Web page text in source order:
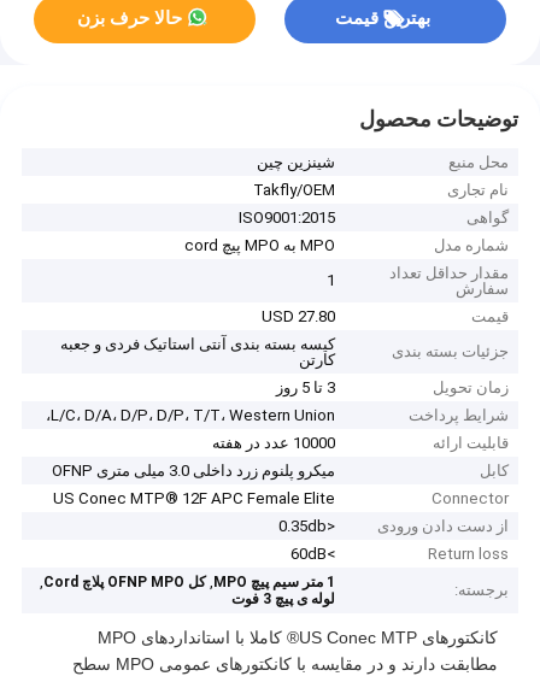
بهترین قیمت حالا حرف بزن
توضیحات محصول
محل منبع
شينزين چين
نام تجاری
Takfly/OEM
گواهی
ISO9001:2015
شماره مدل
MPO به MPO پیچ cord
مقدار حداقل تعداد
سفارش
1
قیمت
USD 27.80
جزئیات بسته بندی
کیسه بسته بندی آنتی استاتیک فردی و جعبه
کارتن
زمان تحویل
3 تا 5 روز
شرایط پرداخت
L/C، D/A، D/P، D/P، T/T، Western Union،
قابلیت ارائه
10000 عدد در هفته
کابل
میکرو پلنوم زرد داخلی 3.0 میلی متری OFNP
Connector
US Conec MTP® 12F APC Female Elite
از دست دادن ورودی
<0.35db
Return loss
>60dB
برجسته:
1 متر سیم پیچ MPO ,کل OFNP MPO پلاچ Cord ,
لوله ی پیچ 3 فوت
کانکتورهای US Conec MTP® کاملا با استانداردهای MPO
مطابقت دارند و در مقایسه با کانکتورهای عمومی MPO سطح